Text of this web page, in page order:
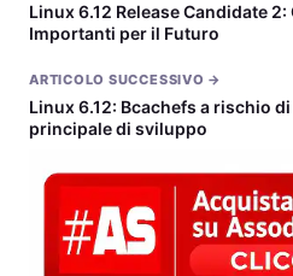
Linux 6.12 Release Candidate
Importanti per il Futuro
ARTICOLO SUCCESSIVO →
Linux 6.12: Bcachefs a rischio
principale di sviluppo